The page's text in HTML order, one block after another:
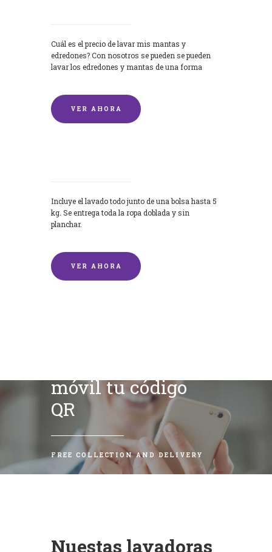
Cuál es el precio de lavar mis mantas y
edredones? Con nosotros se pueden se pueden
lavar los edredones y mantas de una forma
VER AHORA
Incluye el lavado todo junto de una bolsa hasta 5
kg. Se entrega toda la ropa doblada y sin
planchar.
VER AHORA
móvil tu código
QR
FREE COLLECTION AND DELIVERY
Nuestas lavadoras